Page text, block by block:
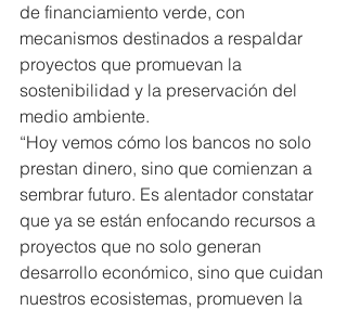
de financiamiento verde, con
mecanismos destinados a respaldar
proyectos que promuevan la
sostenibilidad y la preservación del
medio ambiente.
“Hoy vemos cómo los bancos no solo
prestan dinero, sino que comienzan a
sembrar futuro. Es alentador constatar
que ya se están enfocando recursos a
proyectos que no solo generan
desarrollo económico, sino que cuidan
nuestros ecosistemas, promueven la